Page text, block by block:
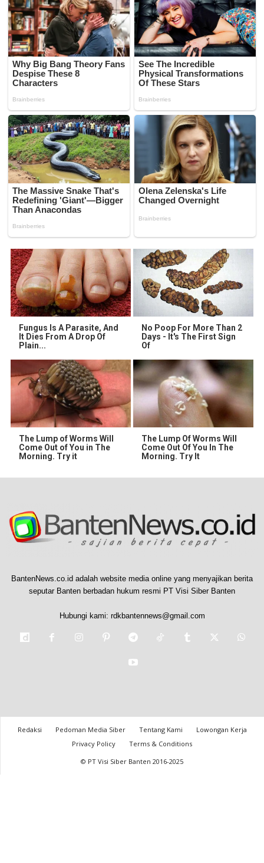
Fungus Is A Parasite, And
It Dies From A Drop Of
Plain...
No Poop For More Than 2
Days - It's The First Sign
Of
The Lump of Worms Will
Come Out of You in The
Morning. Try it
The Lump Of Worms Will
Come Out Of You In The
Morning. Try It
BantenNews.co.id adalah website media online yang menyajikan berita
seputar Banten berbadan hukum resmi PT Visi Siber Banten
Hubungi kami: rdkbantennews@gmail.com
Redaksi Pedoman Media Siber Tentang Kami
Lowongan Kerja
Privacy Policy
Terms & Conditions
© PT Visi Siber Banten 2016-2025